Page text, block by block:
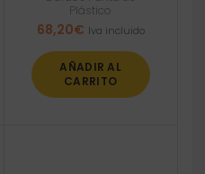
Plástico
68,20€ Iva incluido
AÑADIR AL
CARRITO